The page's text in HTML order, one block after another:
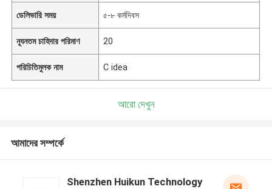
ডেলিভারি সময় ৫-৮ কর্মদিবস
ন্যূনতম চাহিদার পরিমাণ 20
পরিচিতিমুলক নাম C idea
আরো দেখুন
আমাদের সম্পর্কে
Shenzhen Huikun Technology